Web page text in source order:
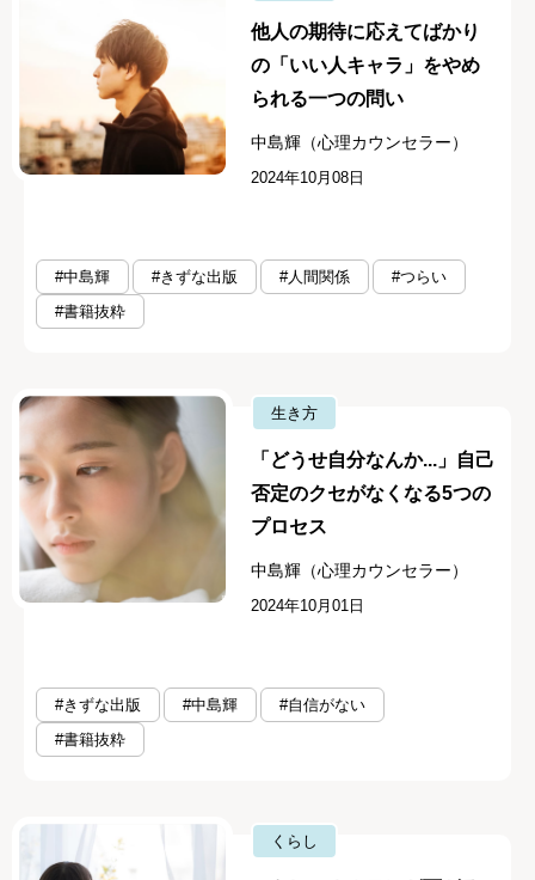
他人の期待に応えてばかり
の「いい人キャラ」をやめ
られる一つの問い
中島輝（心理カウンセラー）
2024年10月08日
#中島輝 #きずな出版 #人間関係
#つらい
#書籍抜粋
生き方
「どうせ自分なんか...」自己
否定のクセがなくなる5つの
プロセス
中島輝（心理カウンセラー）
2024年10月01日
#きずな出版 #中島輝
#自信がない
#書籍抜粋
くらし